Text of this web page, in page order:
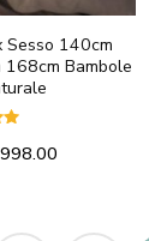
Sesso 140cm
Bambole
998.00